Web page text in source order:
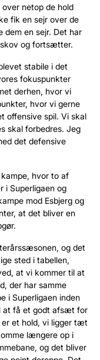
netop de hold
fik en sejr over de
dem en sejr. Det har
og fortsætter.
stabile i det
fokuspunkter
derhen, hvor vi
hvor vi gerne
offensive spil. Vi skal
skal forbedres. Jeg
det defensive
hvor to af
i Superligaen og
mod Esbjerg og
at det bliver en
og det
sted i tabellen,
at vi kommer til at
der har samme
i Superligaen inden
at få et godt afsæt for
et hold, vi ligger tæt
længere op i
og det bliver